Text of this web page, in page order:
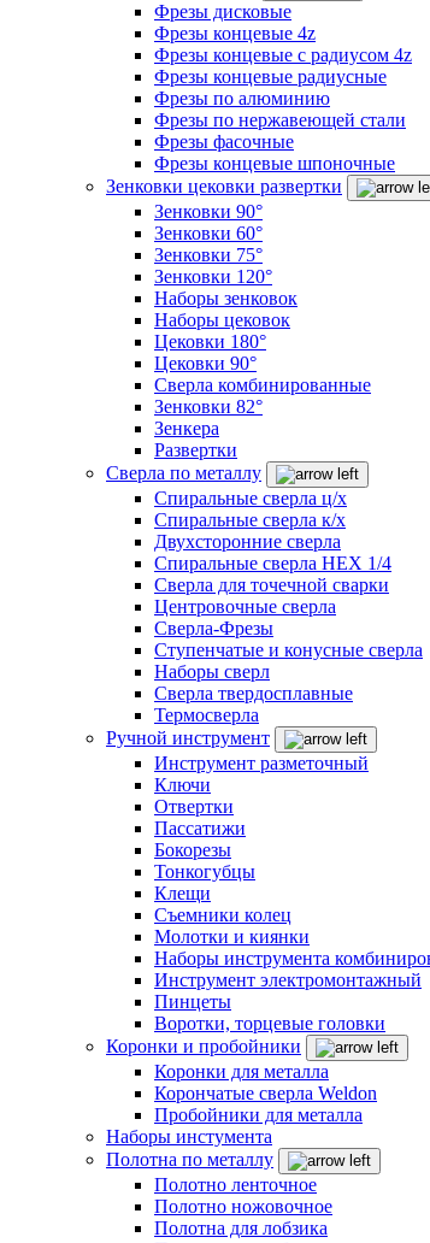
Фрезы дисковые
Фрезы концевые 4z
Фрезы концевые с радиусом 4z
Фрезы концевые радиусные
Фрезы по алюминию
Фрезы по нержавеющей стали
Фрезы фасочные
Фрезы концевые шпоночные
Зенковки цековки развертки
Зенковки 90°
Зенковки 60°
Зенковки 75°
Зенковки 120°
Наборы зенковок
Наборы цековок
Цековки 180°
Цековки 90°
Сверла комбинированные
Зенковки 82°
Зенкера
Развертки
Сверла по металлу
Спиральные сверла ц/х
Спиральные сверла к/х
Двухсторонние сверла
Спиральные сверла HEX 1/4
Сверла для точечной сварки
Центровочные сверла
Сверла-Фрезы
Ступенчатые и конусные сверла
Наборы сверл
Сверла твердосплавные
Термосверла
Ручной инструмент
Инструмент разметочный
Ключи
Отвертки
Пассатижи
Бокорезы
Тонкогубцы
Клещи
Съемники колец
Молотки и киянки
Наборы инструмента
Инструмент электромонтажный
Пинцеты
Воротки, торцевые головки
Коронки и пробойники
Коронки для металла
Корончатые сверла Weldon
Пробойники для металла
Наборы инстумента
Полотна по металлу
Полотно ленточное
Полотно ножовочное
Полотна для лобзика